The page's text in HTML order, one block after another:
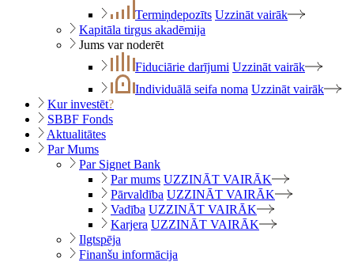
Termiņdepozīts Uzzināt vairāk
Kapitāla tirgus akadēmija
Jums var noderēt
Fiduciārie darījumi Uzzināt vairāk
Individuālā seifa noma Uzzināt vairāk
Kur investēt?
SBBF Fonds
Aktualitātes
Par Mums
Par Signet Bank
Par mums UZZINĀT VAIRĀK
Pārvaldība UZZINĀT VAIRĀK
Vadība UZZINĀT VAIRĀK
Karjera UZZINĀT VAIRĀK
Ilgtspēja
Finanšu informācija